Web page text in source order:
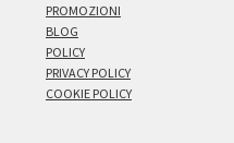
PROMOZIONI
BLOG
POLICY
PRIVACY POLICY
COOKIE POLICY